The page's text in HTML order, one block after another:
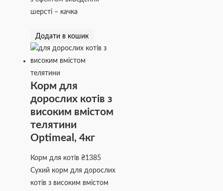
шерсті – качка
Додати в кошик
Корм для
дорослих котів з
високим вмістом
телятини
Optimeal, 4кг
Корм для котів₴1385
Сухий корм для дорослих
котів з високим вмістом